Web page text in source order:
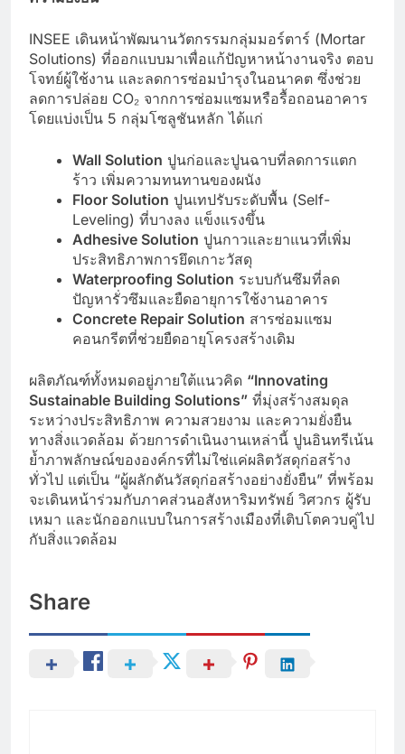
INSEE เดินหน้าพัฒนานวัตกรรมกลุ่มมอร์ตาร์ (Mortar
Solutions) ที่ออกแบบมาเพื่อแก้ปัญหาหน้างานจริง ตอบ
โจทย์ผู้ใช้งาน และลดการซ่อมบำรุงในอนาคต ซึ่งช่วย
ลดการปล่อย CO₂ จากการซ่อมแซมหรือรื้อถอนอาคาร
โดยแบ่งเป็น 5 กลุ่มโซลูชันหลัก ได้แก่
Wall Solution ปูนก่อและปูนฉาบที่ลดการแตก
ร้าว เพิ่มความทนทานของผนัง
Floor Solution ปูนเทปรับระดับพื้น (Self-
Leveling) ที่บางลง แข็งแรงขึ้น
Adhesive Solution ปูนกาวและยาแนวที่เพิ่ม
ประสิทธิภาพการยึดเกาะวัสดุ
Waterproofing Solution ระบบกันซึมที่ลด
ปัญหารั่วซึมและยืดอายุการใช้งานอาคาร
Concrete Repair Solution สารซ่อมแซม
คอนกรีตที่ช่วยยืดอายุโครงสร้างเดิม
ผลิตภัณฑ์ทั้งหมดอยู่ภายใต้แนวคิด “Innovating
Sustainable Building Solutions” ที่มุ่งสร้างสมดุล
ระหว่างประสิทธิภาพ ความสวยงาม และความยั่งยืน
ทางสิ่งแวดล้อม ด้วยการดำเนินงานเหล่านี้ ปูนอินทรีเน้น
ย้ำภาพลักษณ์ขององค์กรที่ไม่ใช่แค่ผลิตวัสดุก่อสร้าง
ทั่วไป แต่เป็น “ผู้ผลักดันวัสดุก่อสร้างอย่างยั่งยืน” ที่พร้อม
จะเดินหน้าร่วมกับภาคส่วนอสังหาริมทรัพย์ วิศวกร ผู้รับ
เหมา และนักออกแบบในการสร้างเมืองที่เติบโตควบคู่ไป
กับสิ่งแวดล้อม
Share